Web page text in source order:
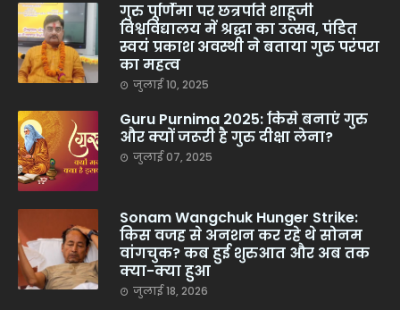
गुरु पूर्णिमा पर छत्रपति शाहूजी
विश्वविद्यालय में श्रद्धा का उत्सव, पंडित
स्वयं प्रकाश अवस्थी ने बताया गुरु परंपरा
का महत्व
जुलाई 10, 2025
Guru Purnima 2025: किसे बनाएं गुरु
और क्यों जरूरी है गुरु दीक्षा लेना?
जुलाई 07, 2025
Sonam Wangchuk Hunger Strike:
किस वजह से अनशन कर रहे थे सोनम
वांगचुक? कब हुई शुरुआत और अब तक
क्या-क्या हुआ
जुलाई 18, 2026